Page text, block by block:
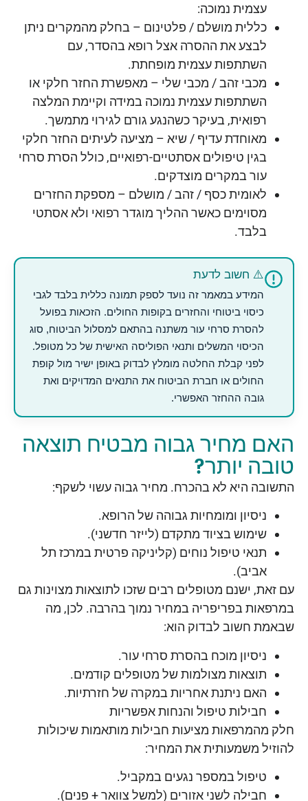
עצמית נמוכה:
כללית מושלם / פלטינום – בחלק מהמקרים ניתן
לבצע את ההסרה אצל רופא בהסדר, עם
השתתפות עצמית מופחתת.
מכבי זהב / מכבי שלי – מאפשרת החזר חלקי או
השתתפות עצמית נמוכה במידה וקיימת המלצה
רפואית, בעיקר כשהנגע גורם לגירוי מתמשך.
מאוחדת עדיף / שיא – מציעה לעיתים החזר חלקי
בגין טיפולים אסתטיים-רפואיים, כולל הסרת סרחי
עור במקרים מוצדקים.
לאומית כסף / זהב / מושלם – מספקת החזרים
מסוימים כאשר ההליך מוגדר רפואי ולא אסתטי
בלבד.
⚠️ חשוב לדעת
המידע במאמר זה נועד לספק תמונה כללית בלבד לגבי
כיסוי ביטוחי והחזרים בקופות החולים. הזכאות בפועל
להסרת סרחי עור משתנה בהתאם למסלול הביטוח, סוג
הכיסוי המשלים ותנאי הפוליסה האישית של כל מטופל.
לפני קבלת החלטה מומלץ לבדוק באופן ישיר מול קופת
החולים או חברת הביטוח את התנאים המדויקים ואת
גובה ההחזר האפשרי.
האם מחיר גבוה מבטיח תוצאה
טובה יותר?
התשובה היא לא בהכרח. מחיר גבוה עשוי לשקף:
ניסיון ומומחיות גבוהה של הרופא.
שימוש בציוד מתקדם (לייזר חדשני).
תנאי טיפול נוחים (קליניקה פרטית במרכז תל
אביב).
עם זאת, ישנם מטופלים רבים שזכו לתוצאות מצוינות גם
במרפאות בפריפריה במחיר נמוך בהרבה. לכן, מה
שבאמת חשוב לבדוק הוא:
ניסיון מוכח בהסרת סרחי עור.
תוצאות מצולמות של מטופלים קודמים.
האם ניתנת אחריות במקרה של חזרתיות.
חבילות טיפול והנחות אפשריות
חלק מהמרפאות מציעות חבילות מותאמות שיכולות
להוזיל משמעותית את המחיר:
טיפול במספר נגעים במקביל.
חבילה לשני אזורים (למשל צוואר + פנים).